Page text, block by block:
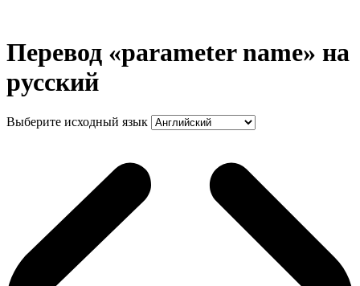
Перевод «parameter name» на
русский
Выберите исходный язык